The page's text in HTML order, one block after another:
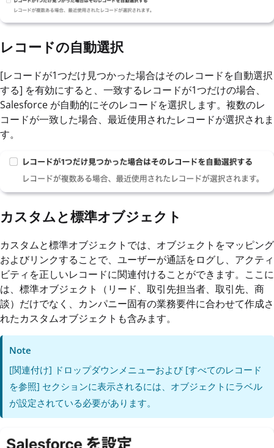
レコードの自動選択
[レコードが1つだけ見つかった場合はそのレコードを自動選択
する] を有効にすると、一致するレコードが1つだけの場合、
Salesforce が自動的にそのレコードを選択します。複数のレ
コードが一致した場合、最近使用されたレコードが選択されま
す。
カスタムと標準オブジェクト
カスタムと標準オブジェクトでは、オブジェクトをマッピング
およびリンクすることで、ユーザーが通話をログし、アクティ
ビティを正しいレコードに関連付けることができます。ここに
は、標準オブジェクト（リード、取引先担当者、取引先、商
談）だけでなく、カンパニー固有の業務要件に合わせて作成さ
れたカスタムオブジェクトも含みます。
Note
[関連付け] ドロップダウンメニューおよび [すべてのレコード
を参照] セクションに表示されるには、オブジェクトにラベル
が設定されている必要があります。